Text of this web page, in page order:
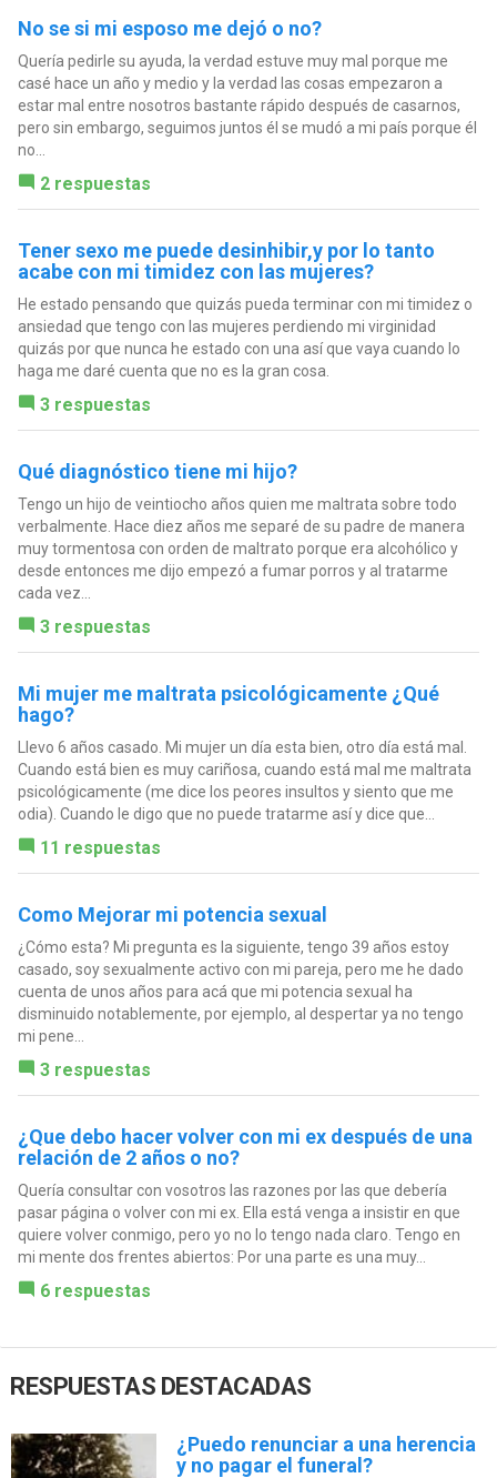
No se si mi esposo me dejó o no?
Quería pedirle su ayuda, la verdad estuve muy mal porque me
casé hace un año y medio y la verdad las cosas empezaron a
estar mal entre nosotros bastante rápido después de casarnos,
pero sin embargo, seguimos juntos él se mudó a mi país porque él
no...
2 respuestas
Tener sexo me puede desinhibir,y por lo tanto
acabe con mi timidez con las mujeres?
He estado pensando que quizás pueda terminar con mi timidez o
ansiedad que tengo con las mujeres perdiendo mi virginidad
quizás por que nunca he estado con una así que vaya cuando lo
haga me daré cuenta que no es la gran cosa.
3 respuestas
Qué diagnóstico tiene mi hijo?
Tengo un hijo de veintiocho años quien me maltrata sobre todo
verbalmente. Hace diez años me separé de su padre de manera
muy tormentosa con orden de maltrato porque era alcohólico y
desde entonces me dijo empezó a fumar porros y al tratarme
cada vez...
3 respuestas
Mi mujer me maltrata psicológicamente ¿Qué
hago?
Llevo 6 años casado. Mi mujer un día esta bien, otro día está mal.
Cuando está bien es muy cariñosa, cuando está mal me maltrata
psicológicamente (me dice los peores insultos y siento que me
odia). Cuando le digo que no puede tratarme así y dice que...
11 respuestas
Como Mejorar mi potencia sexual
¿Cómo esta? Mi pregunta es la siguiente, tengo 39 años estoy
casado, soy sexualmente activo con mi pareja, pero me he dado
cuenta de unos años para acá que mi potencia sexual ha
disminuido notablemente, por ejemplo, al despertar ya no tengo
mi pene...
3 respuestas
¿Que debo hacer volver con mi ex después de una
relación de 2 años o no?
Quería consultar con vosotros las razones por las que debería
pasar página o volver con mi ex. Ella está venga a insistir en que
quiere volver conmigo, pero yo no lo tengo nada claro. Tengo en
mi mente dos frentes abiertos: Por una parte es una muy...
6 respuestas
RESPUESTAS DESTACADAS
¿Puedo renunciar a una herencia
y no pagar el funeral?